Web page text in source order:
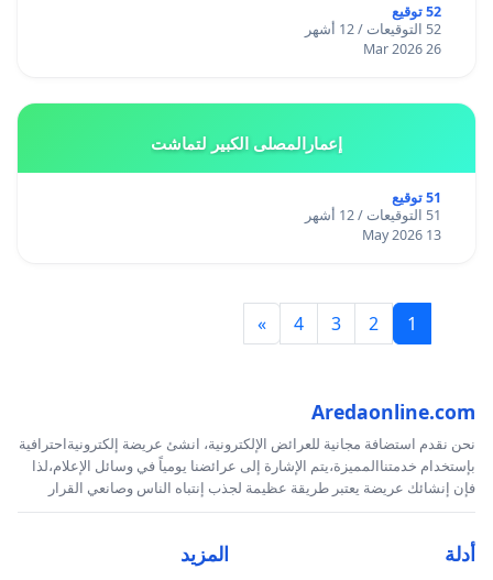
52 توقيع
52 التوقيعات / 12 أشهر
26 Mar 2026
إعمارالمصلى الكبير لتماشت
51 توقيع
51 التوقيعات / 12 أشهر
13 May 2026
1
2
3
4
»
Aredaonline.com
نحن نقدم استضافة مجانية للعرائض الإلكترونية، انشئ عريضة إلكترونيةاحترافية
بإستخدام خدمتناالمميزة،يتم الإشارة إلى عرائضنا يومياً في وسائل الإعلام،لذا
فإن إنشائك عريضة يعتبر طريقة عظيمة لجذب إنتباه الناس وصانعي القرار
أدلة المزيد